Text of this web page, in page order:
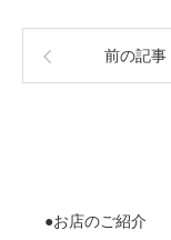
前の記事
●お店のご紹介